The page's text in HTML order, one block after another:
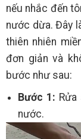
nếu nhắc đến
nước dừa. Đây
thiên nhiên
đơn giản và
bước như sau:
Bước 1:
nước.